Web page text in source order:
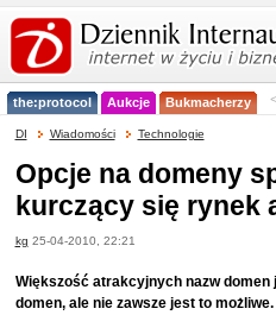
the:protocol Aukcje Bukmacherzy
DI Wiadomości Technologie
Opcje na domeny
kurczący się rynek
kg 25-04-2010, 22:21
Większość atrakcyjnych nazw domen
domen, ale nie zawsze jest to